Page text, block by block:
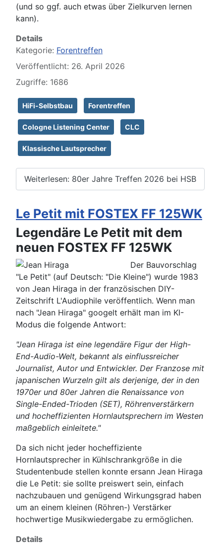
(und so ggf. auch etwas über Zielkurven lernen
kann).
Details
Kategorie: Forentreffen
Veröffentlicht: 26. April 2026
Zugriffe: 1686
HiFi-Selbstbau Forentreffen
Cologne Listening Center CLC
Klassische Lautsprecher
Weiterlesen: 80er Jahre Treffen 2026 bei HSB
Le Petit mit FOSTEX FF 125WK
Legendäre Le Petit mit dem
neuen FOSTEX FF 125WK
Der Bauvorschlag
"Le Petit" (auf Deutsch: "Die Kleine") wurde 1983
von Jean Hiraga in der französischen DIY-
Zeitschrift L'Audiophile veröffentlich. Wenn man
nach "Jean Hiraga" googelt erhält man im KI-
Modus die folgende Antwort:
"Jean Hiraga ist eine legendäre Figur der High-
End-Audio-Welt, bekannt als einflussreicher
Journalist, Autor und Entwickler. Der Franzose mit
japanischen Wurzeln gilt als derjenige, der in den
1970er und 80er Jahren die Renaissance von
Single-Ended-Trioden (SET), Röhrenverstärkern
und hocheffizienten Hornlautsprechern im Westen
maßgeblich einleitete."
Da sich nicht jeder hocheffiziente
Hornlautsprecher in Kühlschrankgröße in die
Studentenbude stellen konnte ersann Jean Hiraga
die Le Petit: sie sollte preiswert sein, einfach
nachzubauen und genügend Wirkungsgrad haben
um an einem kleinen (Röhren-) Verstärker
hochwertige Musikwiedergabe zu ermöglichen.
Details